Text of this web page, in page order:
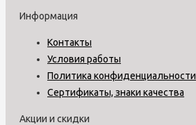
Информация
Контакты
Условия работы
Политика конфиденциальности
Сертификаты, знаки качества
Акции и скидки